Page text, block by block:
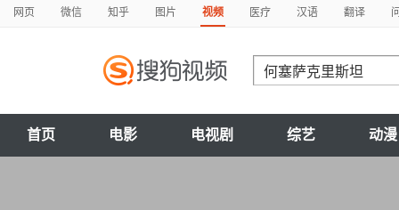
网页 微信 知乎 图片 视频 医疗 汉语 翻译
首页 电影 电视剧 综艺 动漫